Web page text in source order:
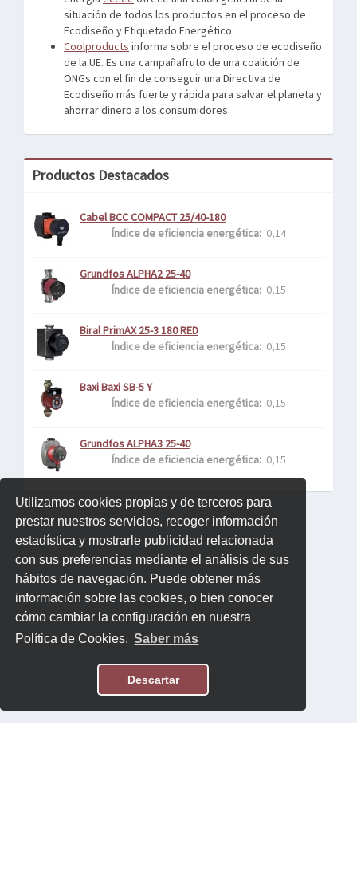
Utilizamos cookies propias y de terceros para
prestar nuestros servicios, recoger información
estadística y mostrarle publicidad relacionada
con sus preferencias mediante el análisis de sus
hábitos de navegación. Puede obtener más
información sobre las cookies, o bien conocer
cómo cambiar la configuración en nuestra
Política de Cookies. Saber más
Descartar
situación de todos los productos en el proceso de
Ecodiseño y Etiquetado Energético
Coolproducts informa sobre el proceso de ecodiseño
de la UE. Es una campañafruto de una coalición de
ONGs con el fin de conseguir una Directiva de
Ecodiseño más fuerte y rápida para salvar el planeta y
ahorrar dinero a los consumidores.
Productos Destacados
Cabel BCC COMPACT 25/40-180
Índice de eficiencia energética: 0,14
Grundfos ALPHA2 25-40
Índice de eficiencia energética: 0,15
Biral PrimAX 25-3 180 RED
Índice de eficiencia energética: 0,15
Baxi Baxi SB-5 Y
Índice de eficiencia energética: 0,15
Grundfos ALPHA3 25-40
Índice de eficiencia energética: 0,15